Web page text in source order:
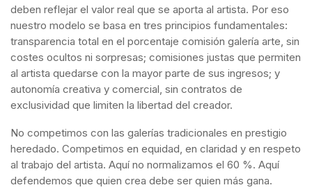
deben reflejar el valor real que se aporta al artista. Por eso
nuestro modelo se basa en tres principios fundamentales:
transparencia total en el porcentaje comisión galería arte, sin
costes ocultos ni sorpresas; comisiones justas que permiten
al artista quedarse con la mayor parte de sus ingresos; y
autonomía creativa y comercial, sin contratos de
exclusividad que limiten la libertad del creador.
No competimos con las galerías tradicionales en prestigio
heredado. Competimos en equidad, en claridad y en respeto
al trabajo del artista. Aquí no normalizamos el 60 %. Aquí
defendemos que quien crea debe ser quien más gana.